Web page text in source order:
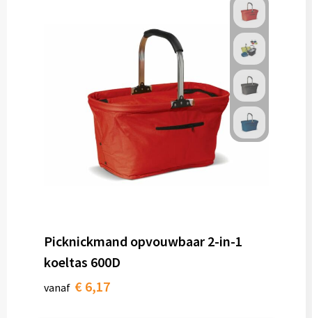
Picknickmand opvouwbaar 2-in-1
koeltas 600D
vanaf € 6,17